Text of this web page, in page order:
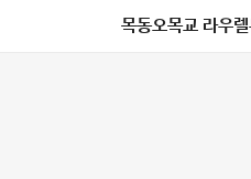
목동오목교 라우